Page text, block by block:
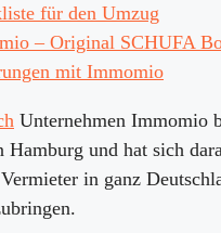
für den Umzug
– Original SCHUFA
mit Immomio
Unternehmen Immomio
Hamburg und hat sich
in ganz